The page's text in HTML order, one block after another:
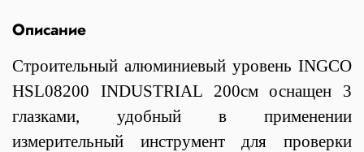
Описание
Строительный алюминиевый уровень INGCO
HSL08200 INDUSTRIAL 200см оснащен 3
глазками, удобный в применении
измерительный инструмент для проверки